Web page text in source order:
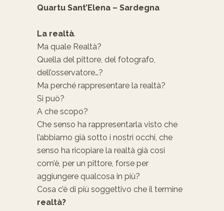
Quartu Sant’Elena – Sardegna
La realtà.
Ma quale Realtà?
Quella del pittore, del fotografo,
dell’osservatore…?
Ma perché rappresentare la realtà?
Si può?
A che scopo?
Che senso ha rappresentarla visto che
l’abbiamo già sotto i nostri occhi, che
senso ha ricopiare la realtà già cosi
com’è, per un pittore, forse per
aggiungere qualcosa in più?
Cosa c’è di più soggettivo che il termine
realtà?